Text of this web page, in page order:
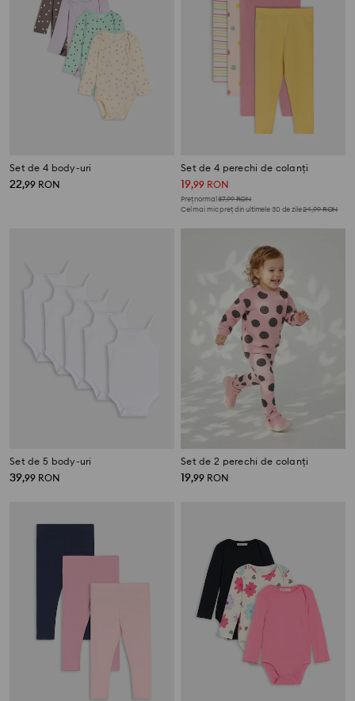
Set de 4 body-uri
22,99 RON
Set de 4 perechi de colanți
19,99 RON
Preț normal37,99RON
Cel mai mic preț din ultimele 30 de zile24,99RON
Set de 5 body-uri
39,99 RON
Set de 2 perechi de colanți
19,99 RON